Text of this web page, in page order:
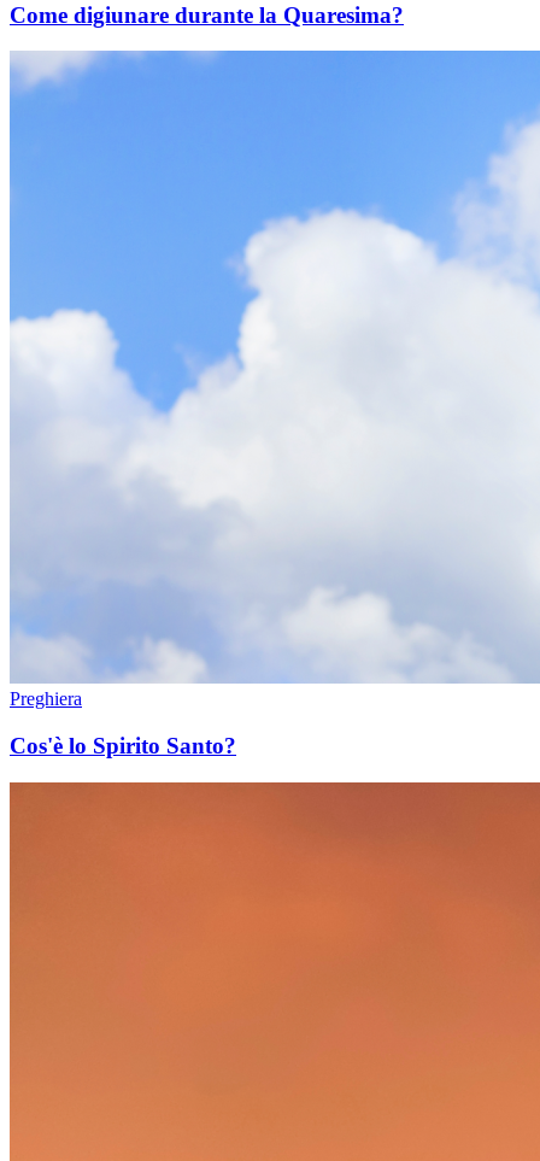
Come digiunare durante la Quaresima?
Preghiera
Cos'è lo Spirito Santo?